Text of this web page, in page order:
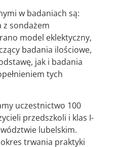
w badaniach są:
z sondażem
model eklektyczny,
badania ilościowe,
jak i badania
tych
uczestnictwo 100
przedszkoli i klas I-
lubelskim.
trwania praktyki